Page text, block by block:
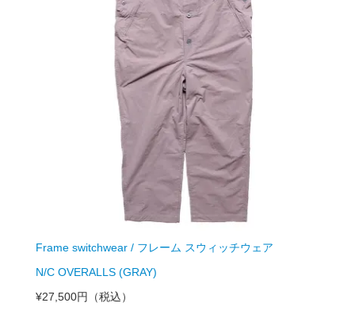
Frame switchwear / フレーム スウィッチウェア
N/C OVERALLS (GRAY)
¥27,500円
（税込）